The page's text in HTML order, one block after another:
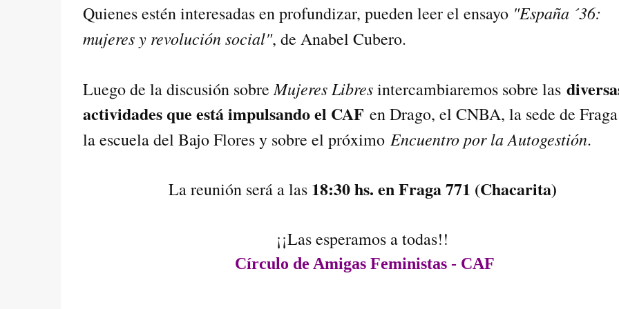
Quienes estén interesadas en profundizar, pueden leer el ensayo"España ´36:
mujeres y revolución social", de Anabel Cubero.
Luego de la discusión sobreMujeres Libresintercambiaremos sobre las
actividades que está impulsando el CAF en Drago, el CNBA, la sede de
la escuela del Bajo Flores y sobre el próximo Encuentro por la Autogestión.
La reunión será a las 18:30 hs. en Fraga 771 (Chacarita)
¡¡Las esperamos a todas!!
Círculo de Amigas Feministas - CAF